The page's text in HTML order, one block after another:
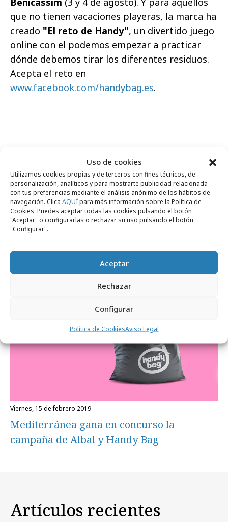
Uso de cookies
Utilizamos cookies propias y de terceros con fines técnicos, de
personalización, analíticos y para mostrarte publicidad relacionada
con tus preferencias mediante el análisis anónimo de los hábitos de
navegación. Clica AQUÍpara más información sobre la Política de
Cookies. Puedes aceptar todas las cookies pulsando el botón
"Aceptar" o configurarlas o rechazar su uso pulsando el botón
"Configurar".
Aceptar
Rechazar
Configurar
Política de CookiesAviso Legal
que no tienen vacaciones playeras, la marca ha
creado "El reto de Handy", un divertido juego
online con el podemos empezar a practicar
dónde debemos tirar los diferentes residuos.
Acepta el reto en
www.facebook.com/handybag.es.
Noticias Relacionadas
Agencias
viernes, 15 de febrero 2019
Mediterránea gana en concurso la
campaña de Albal y Handy Bag
Artículos recientes